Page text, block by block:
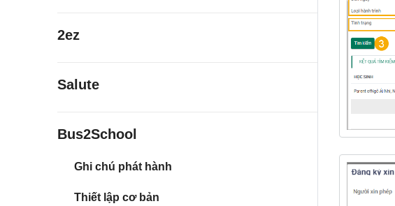
2ez
Salute
Bus2School
Ghi chú phát hành
Thiết lập cơ bản